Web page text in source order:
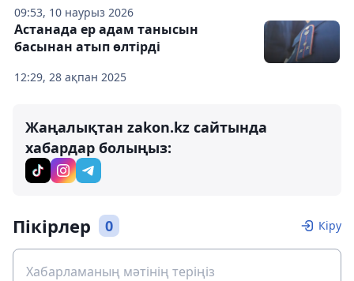
09:53, 10 наурыз 2026
12:29, 28 ақпан 2025
Астанада ер адам танысын
басынан атып өлтірді
Жаңалықтан zakon.kz сайтында
хабардар болыңыз:
Пікірлер 0 Кіру